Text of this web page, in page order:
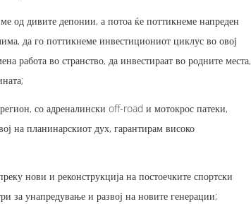
од дивите депонии, а потоа ќе поттикнеме напреден
да го поттикнеме инвестициониот циклус во овој
работа во странство, да инвестираат во родните места,
со адреналински off-road и мотокрос патеки,
на планинарскиот дух, гарантирам високо
нови и реконструкција на постоечките спортски
за унапредување и развој на новите генерации;